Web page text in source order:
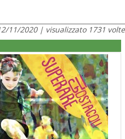
11/2020 | visualizzato 1731 volte